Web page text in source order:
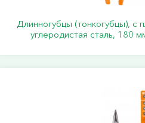
Длинногубцы (тонкогубцы), с
углеродистая сталь, 180